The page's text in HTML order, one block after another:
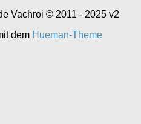
Vachroi © 2011 - 2025 v2
dem Hueman-Theme